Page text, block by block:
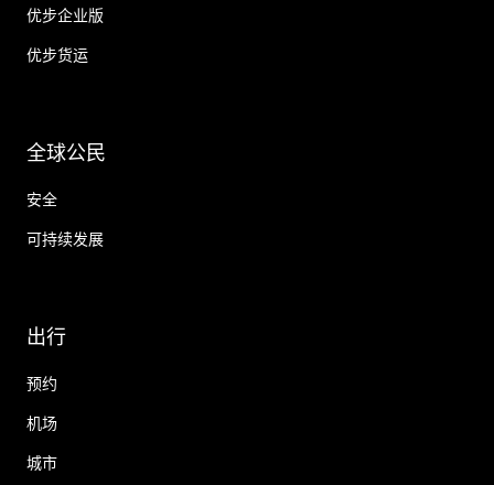
优步企业版
优步货运
全球公民
安全
可持续发展
出行
预约
机场
城市